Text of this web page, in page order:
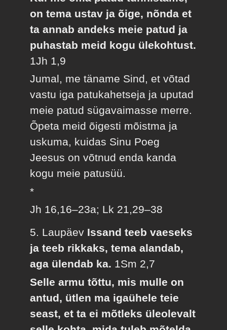
on tema ustav ja õige, nõnda et
ta annab andeks meie patud ja
puhastab meid kogu ülekohtust.
1Jh 1,9
Jumal, me täname Sind, et võtad
vastu iga patukahetseja ja uputad
meie patud sügavaimasse merre.
Õpeta meid õigesti mõistma ja
uskuma, kuidas Sinu Poeg
Jeesus on võtnud enda kanda
kogu meie patusüü.
*
Jh 16,16–23a; Lk 21,29–38
5. Laupäev Issand teeb vaeseks
ja teeb rikkaks, tema alandab,
aga ülendab ka. 1Sm 2,7
Selle armu tõttu, mis mulle on
antud, ütlen ma igaühele teie
seast, et ta ei mõtleks üleolevalt